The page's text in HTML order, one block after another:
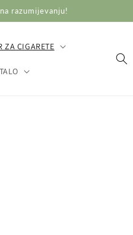
razumijevanju!
ZA CIGARETE